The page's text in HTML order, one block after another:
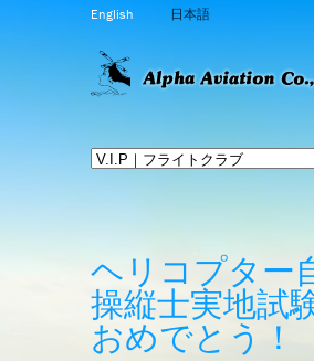
English 日本語
ヘリコプター
操縦士実地試
おめでとう！